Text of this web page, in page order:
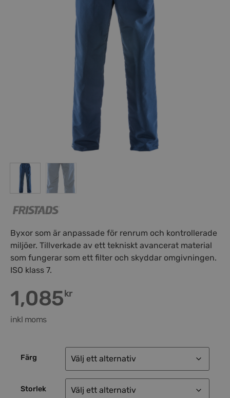
Byxor som är anpassade för renrum och kontrollerade
miljöer. Tillverkade av ett tekniskt avancerat material
som fungerar som ett filter och skyddar omgivningen.
ISO klass 7.
1,085kr
inkl moms
Färg
Storlek